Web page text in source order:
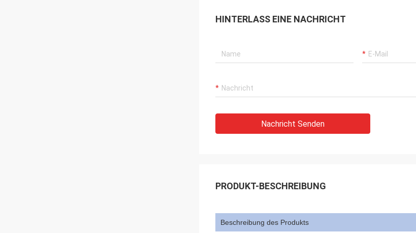
HINTERLASS EINE NACHRICHT
Nachricht Senden
PRODUKT-BESCHREIBUNG
Beschreibung des Produkts